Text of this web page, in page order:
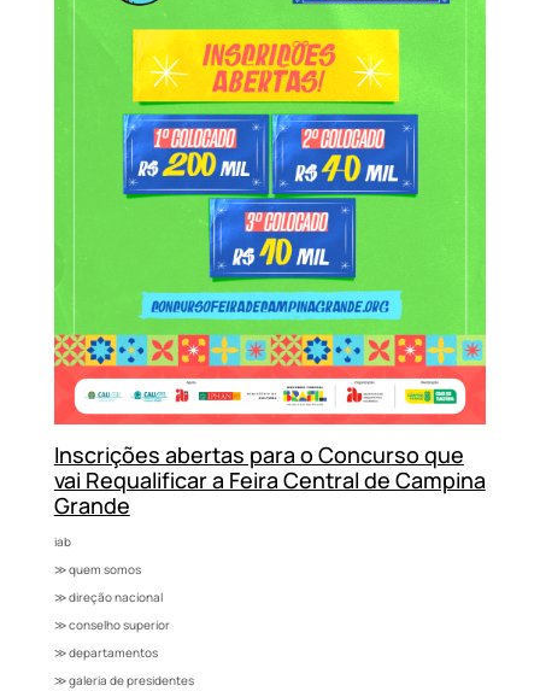
Inscrições abertas para o Concurso que
vai Requalificar a Feira Central de Campina
Grande
iab
≫ quem somos
≫ direção nacional
≫ conselho superior
≫ departamentos
≫ galeria de presidentes